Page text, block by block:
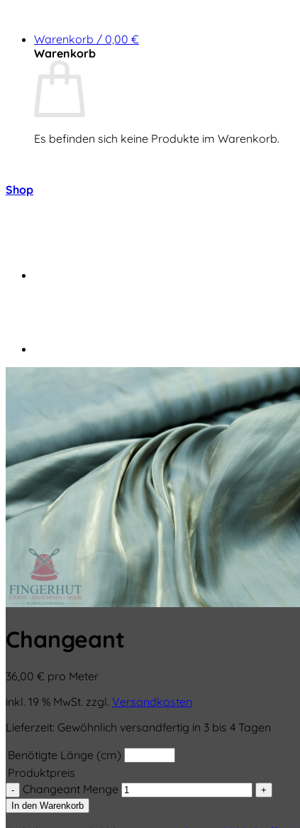
Warenkorb / 0,00 €
Warenkorb
Es befinden sich keine Produkte im Warenkorb.
Shop
Changeant
36,00 € pro Meter
inkl. 19 % MwSt. zzgl. Versandkosten
Lieferzeit: Gewöhnlich versandfertig in 3 bis 4 Tagen
Benötigte Länge (cm)
Produktpreis
Changeant Menge
In den Warenkorb